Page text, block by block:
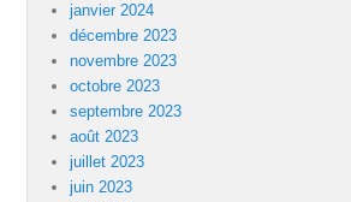
janvier 2024
décembre 2023
novembre 2023
octobre 2023
septembre 2023
août 2023
juillet 2023
juin 2023